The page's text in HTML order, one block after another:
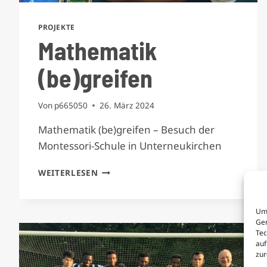
PROJEKTE
Mathematik
(be)greifen
Von p665050 26. März 2024
Mathematik (be)greifen – Besuch der
Montessori-Schule in Unterneukirchen
WEITERLESEN MATHEMATIK